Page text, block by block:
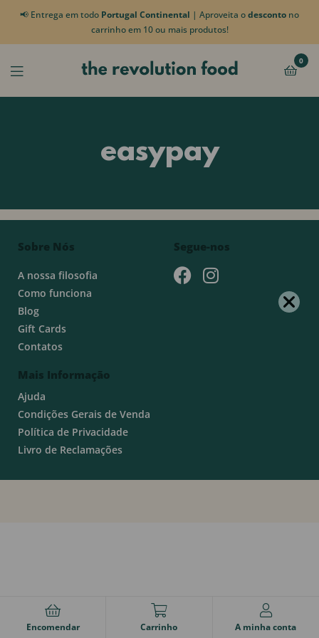
📢 Entrega em todo Portugal Continental | Aproveita odesconto no
carrinho em 10 ou mais produtos!
0
easypay
Sobre Nós
A nossa filosofia
Como funciona
Blog
Gift Cards
Contatos
Mais Informação
Ajuda
Condições Gerais de Venda
Política de Privacidade
Livro de Reclamações
Segue-nos
Encomendar Carrinho A minha conta